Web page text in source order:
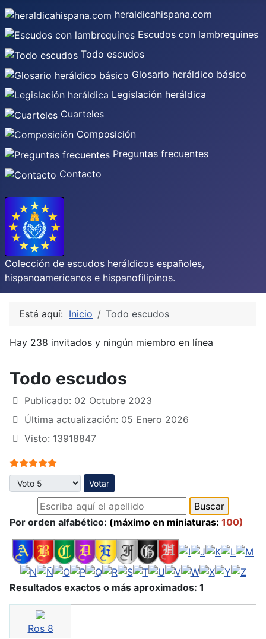
heraldicahispana.com
Escudos con lambrequines
Todo escudos
Glosario heráldico básico
Legislación heráldica
Cuarteles
Composición
Preguntas frecuentes
Contacto
Colección de escudos heráldicos españoles,
hispanoamericanos e hispanofilipinos.
Está aquí: Inicio Todo escudos
Hay 238 invitados y ningún miembro en línea
Todo escudos
Publicado: 02 Octubre 2023
Última actualización: 05 Enero 2026
Visto: 13918847
Ratio:5/5
Por favor, vote
Por orden alfabético: (máximo en miniaturas: 100)
Resultados exactos o más aproximados: 1
Ros 8